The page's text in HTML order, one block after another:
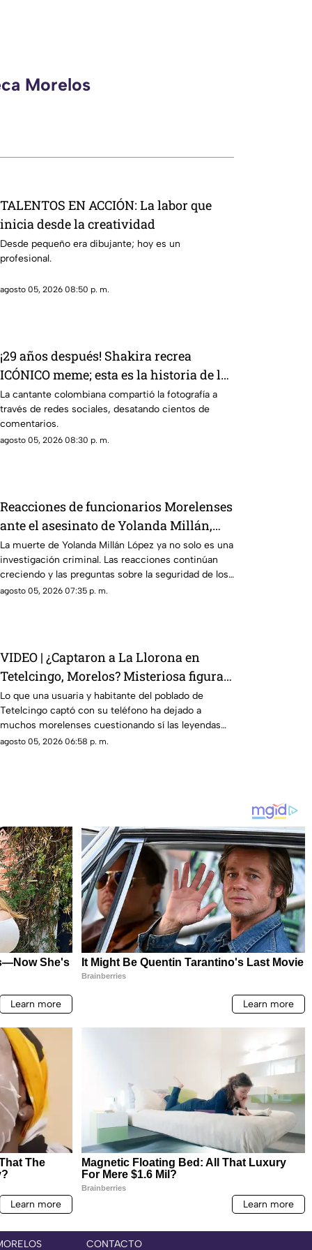
Morelos
TALENTOS EN ACCIÓN: La labor que
inicia desde la creatividad
Desde pequeño era dibujante; hoy es un
profesional.
agosto 05, 2026 08:50 p. m.
¡29 años después! Shakira recrea
ICÓNICO meme; esta es la historia de la
fotografía
La cantante colombiana compartió la fotografía a
través de redes sociales, desatando cientos de
comentarios.
agosto 05, 2026 08:30 p. m.
Reacciones de funcionarios Morelenses
ante el asesinato de Yolanda Millán,
ayudante municipal de Tepetzingo
La muerte de Yolanda Millán López ya no solo es una
investigación criminal. Las reacciones continúan
creciendo y las preguntas sobre la seguridad de los
funcionarios municipales en Morelos son cada vez
agosto 05, 2026 07:35 p. m.
VIDEO | ¿Captaron a La Llorona en
Tetelcingo, Morelos? Misteriosa figura y
lamentos en Tetelcingo, Morelos,
estremecen las redes
Lo que una usuaria y habitante del poblado de
Tetelcingo captó con su teléfono ha dejado a
muchos morelenses cuestionando sí las leyendas
que se han contado de generación en generación
agosto 05, 2026 06:58 p. m.
CONTACTO